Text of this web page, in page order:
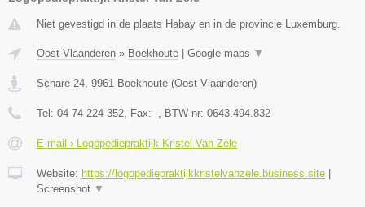
Niet gevestigd in de plaats Habay en in de provincie Luxemburg.
Oost-Vlaanderen » Boekhoute | Google maps ▼
Schare 24 9961 Boekhoute (Oost-Vlaanderen)
Tel: 04 74 224 352 , Fax: - , BTW-nr: 0643.494.832
E-mail › Logopediepraktijk Kristel Van Zele
Website: https://logopediepraktijkkristelvanzele.business.site |
Screenshot ▼